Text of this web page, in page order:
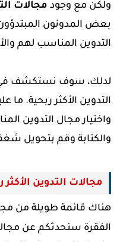
ولكن مع وجود مجالات
بعض المدونون
التدوين المناسب لهم
لدلك، سوف نستكشف في
التدوين الأكثر ربحية.
واختيار مجال التدوين
والكتابة وقم بتحويل
مجالات التدوين الأكثر
هناك قائمة طويلة من
الفقرة سنحدثكم عن